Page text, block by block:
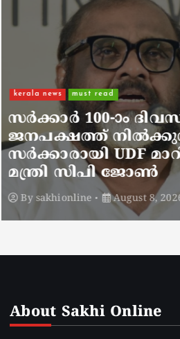
kerala news must read
നാടെങ്ങും പൊലീസ്
ചായകുടിക്കാൻ
അർജുൻ ആയങ്കി;
സഞ്ചരിക്കുന്നത്
മാറ്റി
Bysakhionline August 8,
About Sakhi Online